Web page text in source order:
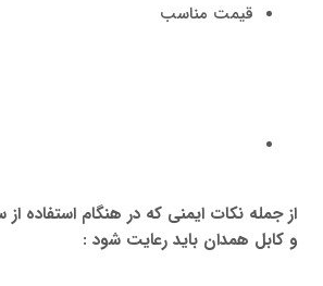
قیمت مناسب
و کابل همدان باید رعایت شود :